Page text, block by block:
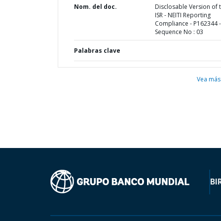
Nom. del doc.
Disclosable Version of
ISR - NEITI Reporting
Compliance - P162344 -
Sequence No : 03
Palabras clave
Vea más